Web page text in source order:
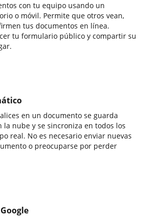
con tu equipo usando un
o móvil. Permite que otros vean,
tus documentos en línea.
tu formulario público y compartir su
en un documento se guarda
nube y se sincroniza en todos los
real. No es necesario enviar nuevas
o preocuparse por perder